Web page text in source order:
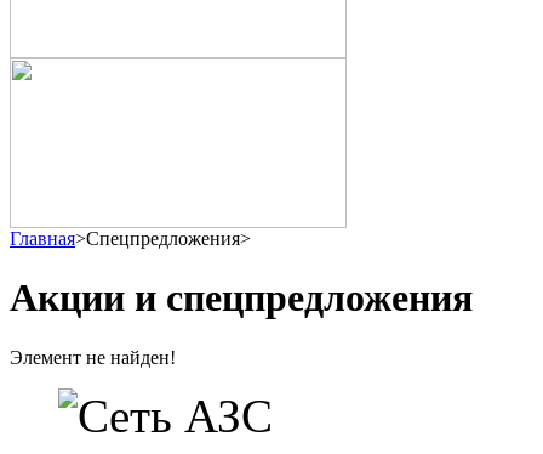
Главная>Спецпредложения>
Акции и спецпредложения
Элемент не найден!